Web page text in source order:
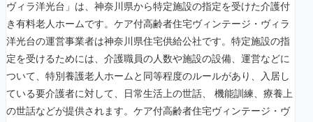
ヴィラ洋光台」は、神奈川県から特定施設の指定を受けた介護付
き有料老人ホームです。ケア付高齢者住宅ヴィンテージ・ヴィラ
洋光台の運営事業者は神奈川県住宅供給公社です。特定施設の指
定を受けるためには、介護職員の人数や施設の設備、運営などに
ついて、特別養護老人ホームと同等程度のルールがあり、入居し
ている要介護者に対して、日常生活上の世話、 機能訓練、療養上
の世話などが提供されます。ケア付高齢者住宅ヴィンテージ・ヴ